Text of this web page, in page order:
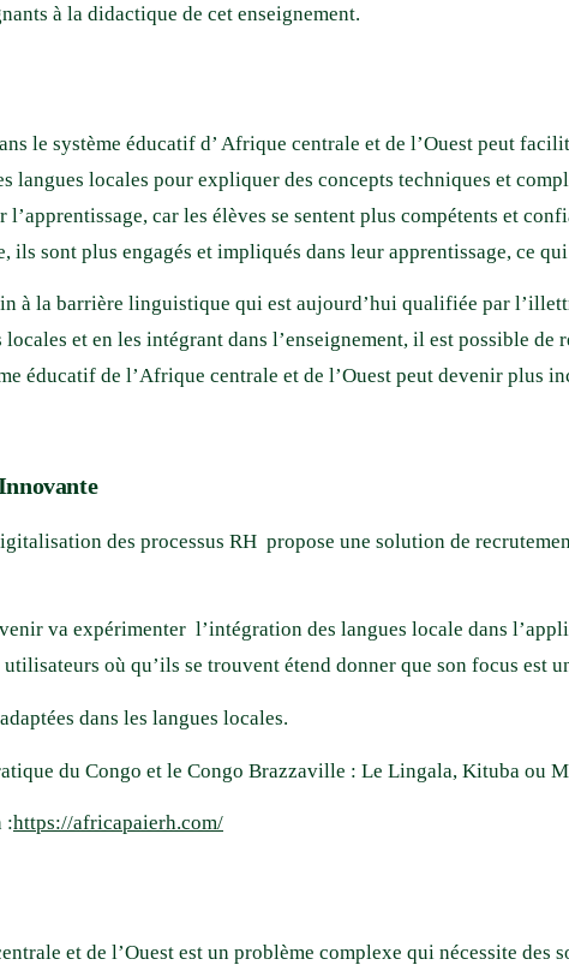
à la didactique de cet enseignement.
le système éducatif d’ Afrique centrale et de l’Ouest peut
locales pour expliquer des concepts techniques et
car les élèves se sentent plus compétents et
sont plus engagés et impliqués dans leur apprentissage, ce
à la barrière linguistique qui est aujourd’hui qualifiée par
locales et en les intégrant dans l’enseignement, il est possible
éducatif de l’Afrique centrale et de l’Ouest peut devenir
des processus RH propose une solution de
va expérimenter l’intégration des langues locale dans
où qu’ils se trouvent étend donner que son focus est
dans les langues locales.
du Congo et le Congo Brazzaville : Le Lingala, Kituba ou
:https://africapaierh.com/
et de l’Ouest est un problème complexe qui nécessite